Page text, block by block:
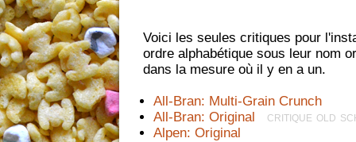
Voici les seules critiques pour
ordre alphabétique sous leur nom
dans la mesure où il y en a un.
All-Bran: Multi-Grain Crunch
All-Bran: Original
critique old
Alpen: Original